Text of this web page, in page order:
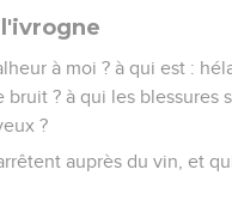
à moi ? à qui est :
bruit ? à qui les blessures
?
auprès du vin, et